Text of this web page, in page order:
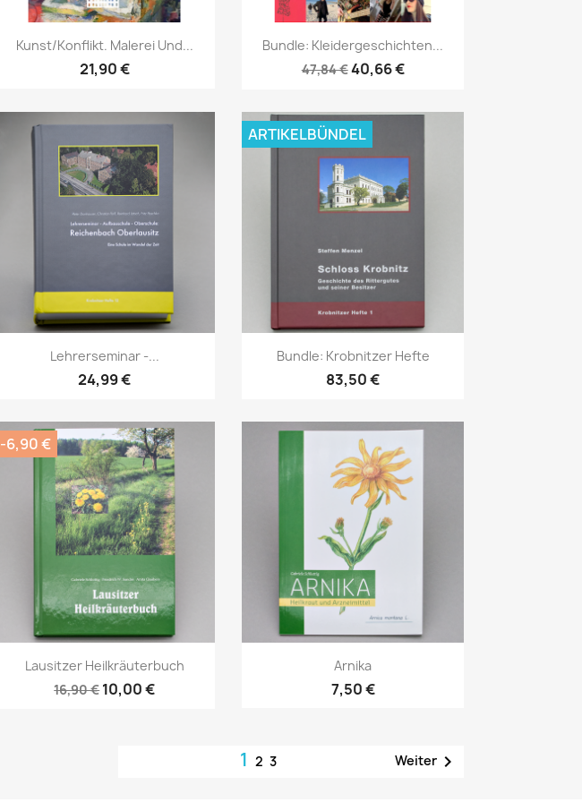
Vorschau
Kunst/Konflikt. Malerei Und...
21,90 €
Vorschau
Bundle: Kleidergeschichten...
47,84 €40,66 €
Vorschau
Lehrerseminar -...
24,99 €
Vorschau
Bundle: Krobnitzer Hefte
83,50 €
ARTIKELBÜNDEL
Vorschau
Lausitzer Heilkräuterbuch
16,90 €10,00 €
-6,90 €
Vorschau
Arnika
7,50 €
1 2 3 Weiter